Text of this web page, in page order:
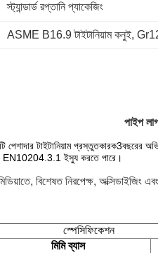
স্ট্যান্ডার্ড রপ্তানি প্যাকেজিং
ASME B16.9 টাইটানিয়াম কনুই, Gr12
পাইপ
পেশাদার টাইটানিয়াম প্রস্তুতকারক3বছরের
EN10204.3.1 ইস্যু করতে পারে।
মিডিয়াতে, বিশেষত নিরপেক্ষ,
স্পেসিফিকেশন
মিমি ব্যাস